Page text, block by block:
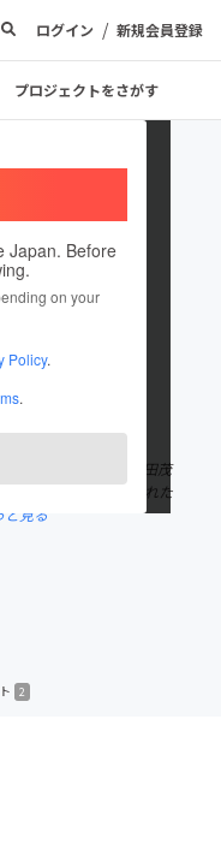
ログイン / 新規会員登録
プロジェクトをさがす
Japan. Before
on your
Policy.
.
を投稿しています
、 当社代表である吉田茂
与えたいと思い生まれた
と見る
2